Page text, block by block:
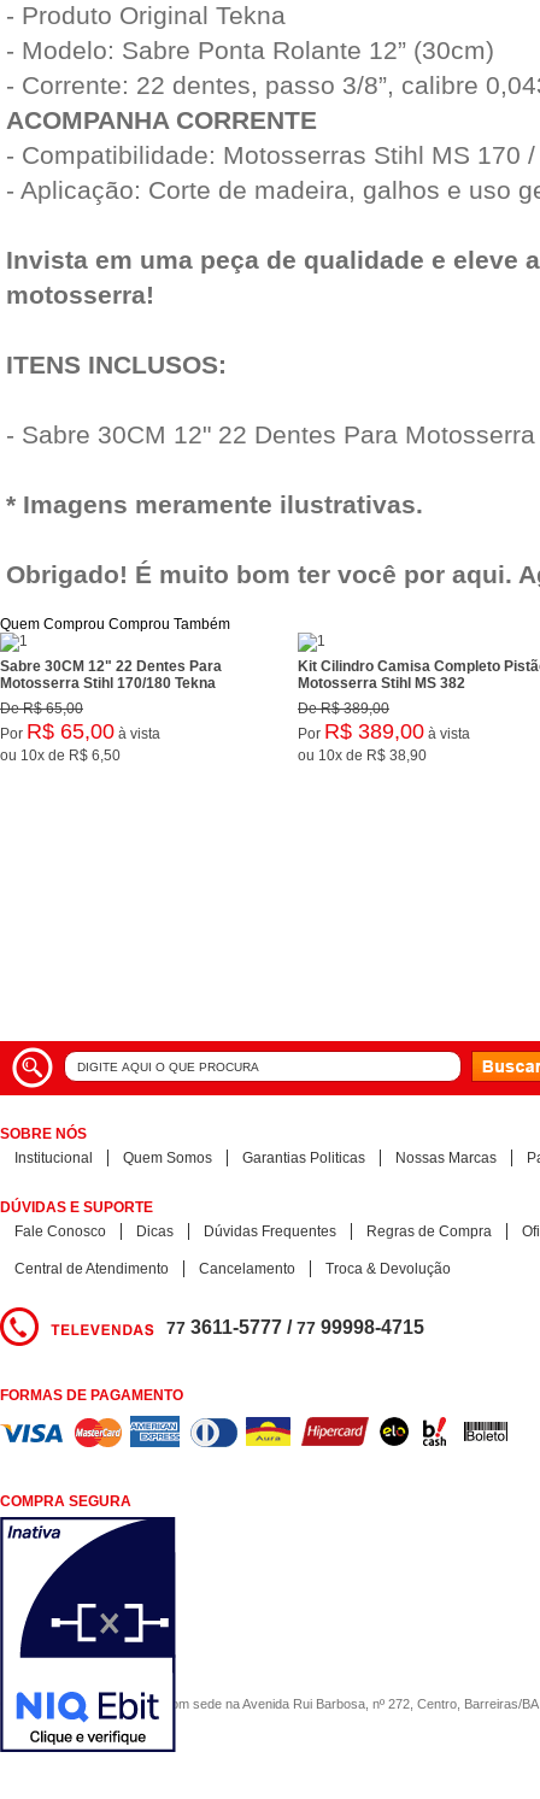
- Produto Original Tekna
- Modelo: Sabre Ponta Rolante 12” (30cm)
- Corrente: 22 dentes, passo 3/8”, calibre
ACOMPANHA CORRENTE
- Compatibilidade: Motosserras Stihl MS 170
- Aplicação: Corte de madeira, galhos e uso
Invista em uma peça de qualidade e eleve
motosserra!
ITENS INCLUSOS:
- Sabre 30CM 12" 22 Dentes Para
* Imagens meramente ilustrativas.
Obrigado! É muito bom ter você por aqui.
Quem Comprou Comprou Também
Sabre 30CM 12" 22 Dentes Para
Motosserra Stihl 170/180 Tekna
DeR$ 65,00
Por R$ 65,00 à vista
ou 10x de R$ 6,50
Kit Cilindro Camisa Completo
Motosserra Stihl MS 382
DeR$ 389,00
Por R$ 389,00 à vista
ou 10x de R$ 38,90
SOBRE NÓS
Institucional
Quem Somos Garantias Politicas Nossas Marcas
DÚVIDAS E SUPORTE
Fale Conosco
Dicas Dúvidas Frequentes Regras de Compra
Central de Atendimento Cancelamento Troca & Devolução
77 3611-5777 /77 99998-4715
FORMAS DE PAGAMENTO
COMPRA SEGURA
COMERCIAL SÃO PAULO, com sede na Avenida Rui Barbosa, nº 272, Centro, Barreiras/